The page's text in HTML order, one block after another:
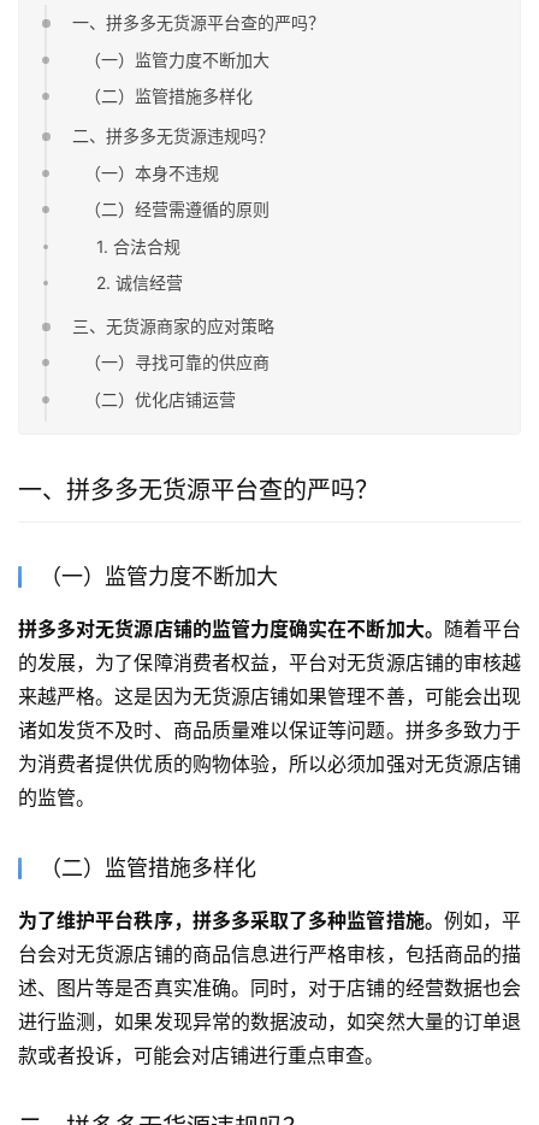
一、拼多多无货源平台查的严吗？
（一）监管力度不断加大
（二）监管措施多样化
二、拼多多无货源违规吗？
（一）本身不违规
（二）经营需遵循的原则
1. 合法合规
2. 诚信经营
三、无货源商家的应对策略
（一）寻找可靠的供应商
（二）优化店铺运营
一、拼多多无货源平台查的严吗？
（一）监管力度不断加大
拼多多对无货源店铺的监管力度确实在不断加大。 随着平台
的发展，为了保障消费者权益，平台对无货源店铺的审核越
来越严格。这是因为无货源店铺如果管理不善，可能会出现
诸如发货不及时、商品质量难以保证等问题。拼多多致力于
为消费者提供优质的购物体验，所以必须加强对无货源店铺
的监管。
（二）监管措施多样化
为了维护平台秩序，拼多多采取了多种监管措施。 例如，平
台会对无货源店铺的商品信息进行严格审核，包括商品的描
述、图片等是否真实准确。同时，对于店铺的经营数据也会
进行监测，如果发现异常的数据波动，如突然大量的订单退
款或者投诉，可能会对店铺进行重点审查。